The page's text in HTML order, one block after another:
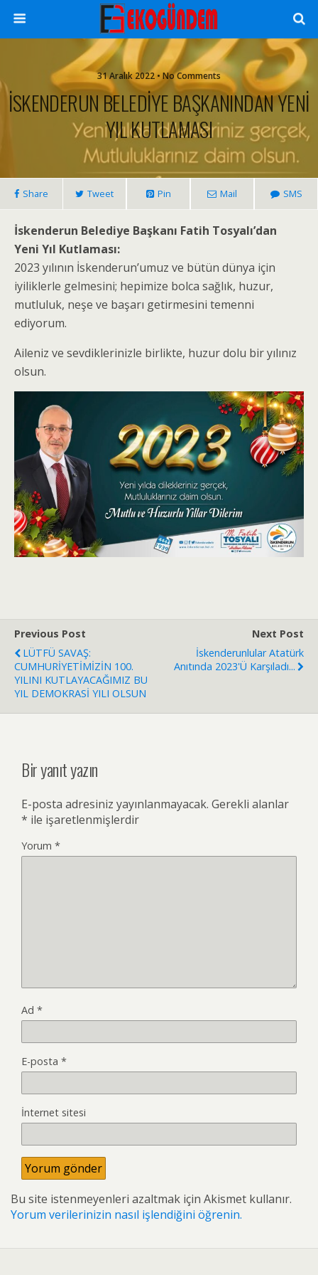
31 Aralık 2022 • No Comments
İSKENDERUN BELEDİYE BAŞKANINDAN YENİ
YIL KUTLAMASI
Share Tweet Pin Mail SMS
İskenderun Belediye Başkanı Fatih Tosyalı’dan
Yeni Yıl Kutlaması:
2023 yılının İskenderun’umuz ve bütün dünya için
iyiliklerle gelmesini; hepimize bolca sağlık, huzur,
mutluluk, neşe ve başarı getirmesini temenni
ediyorum.
Aileniz ve sevdiklerinizle birlikte, huzur dolu bir yılınız
olsun.
Previous Post
LÜTFÜ SAVAŞ:
CUMHURİYETİMİZİN 100.
YILINI KUTLAYACAĞIMIZ BU
YIL DEMOKRASİ YILI OLSUN
Next Post
İskenderunlular Atatürk
Anıtında 2023'ü Karşıladı...
Bir yanıt yazın
E-posta adresiniz yayınlanmayacak. Gerekli alanlar
* ile işaretlenmişlerdir
Yorum *
Ad *
E-posta *
İnternet sitesi
Bu site istenmeyenleri azaltmak için Akismet kullanır.
Yorum verilerinizin nasıl işlendiğini öğrenin.